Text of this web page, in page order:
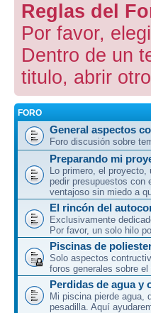
Reglas del
Por favor,
Dentro de un
titulo, abrir
FORO
General aspectos
Foro discusión sobre
Preparando mi
Lo primero, el
pedir presupuestos
ventajoso sin miedo a
El rincón del
Exclusivamente
Por favor, un solo hilo
Piscinas de
Solo aspectos
foros generales sobre el
Perdidas de agua y
Mi piscina pierde agua,
pesadilla. Aquí